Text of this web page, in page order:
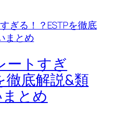
ートすぎ
徹底解説&類
とめ